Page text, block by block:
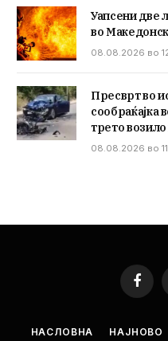
Уапсени две
во
08.08.2026 во
Пресврт во
сообраќајка
трето
08.08.2026 во
НАСЛОВНА НАЈНОВО